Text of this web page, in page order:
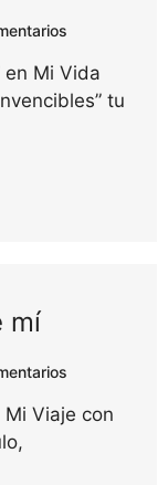
en Mi Vida
tu
mí
Viaje con